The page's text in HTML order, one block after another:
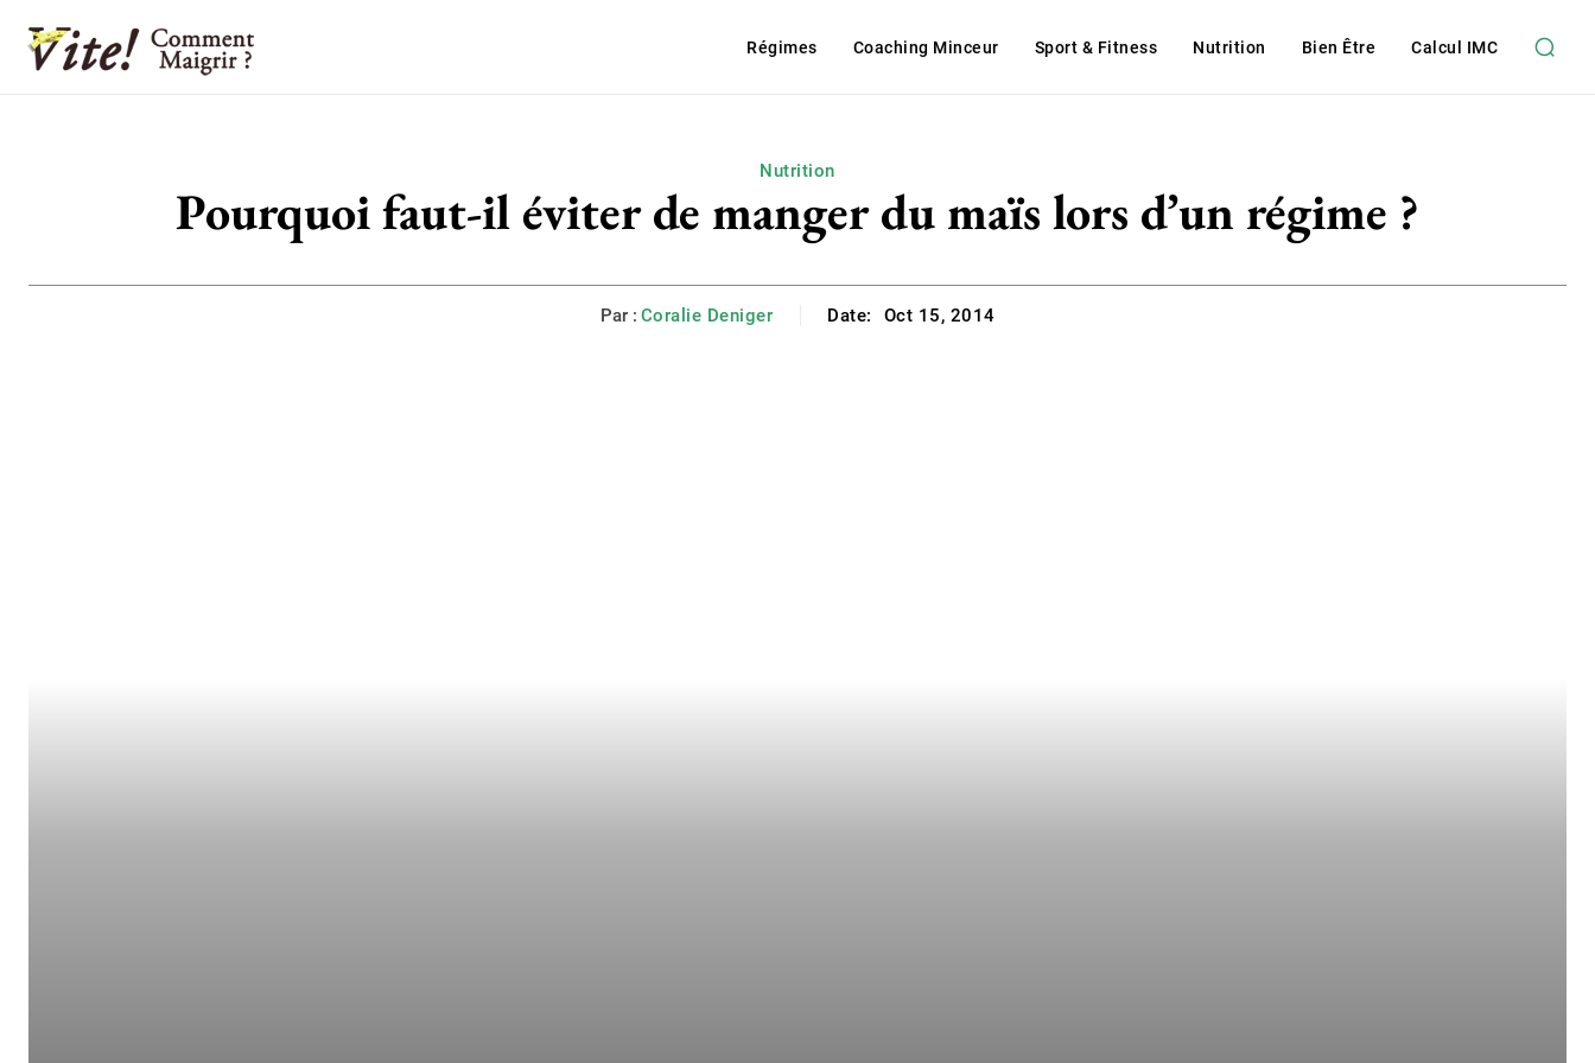
Régimes Coaching Minceur Sport & Fitness Nutrition Bien Être Calcul IMC
Nutrition
Pourquoi faut-il éviter de manger du maïs lors d’un régime ?
Par : Coralie Deniger Date: Oct 15, 2014